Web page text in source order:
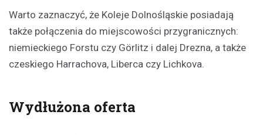
Warto zaznaczyć, że Koleje Dolnośląskie posiadają
także połączenia do miejscowości przygranicznych:
niemieckiego Forstu czy Görlitz i dalej Drezna, a także
czeskiego Harrachova, Liberca czy Lichkova.
Wydłużona oferta